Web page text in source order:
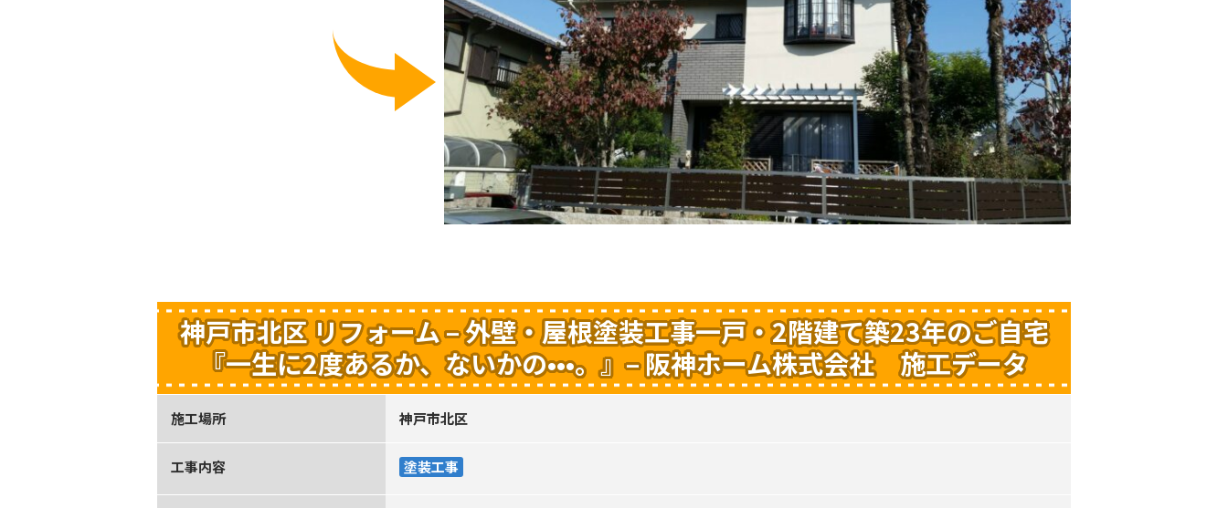
神戸市北区 リフォーム – 外壁・屋根塗装工事一戸・2階建て築23年のご自宅
『一生に2度あるか、ないかの•••。』– 阪神ホーム株式会社 施工データ
施工場所 神戸市北区
工事内容 塗装工事